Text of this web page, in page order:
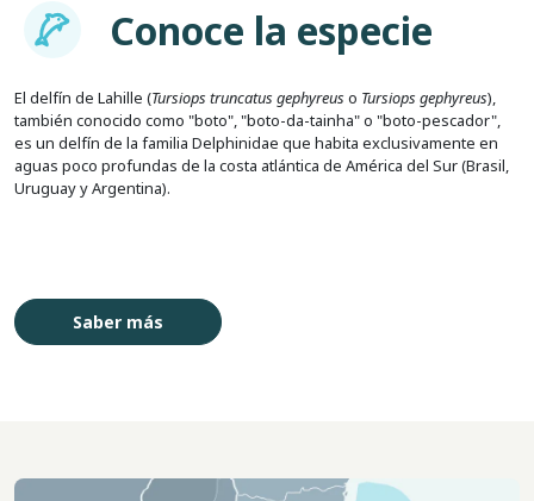
Imagem Conoce la especie
El delfín de Lahille (Tursiops truncatus gephyreus o Tursiops gephyreus),
también conocido como "boto", "boto-da-tainha" o "boto-pescador",
es un delfín de la familia Delphinidae que habita exclusivamente en
aguas poco profundas de la costa atlántica de América del Sur (Brasil,
Uruguay y Argentina).
Saber más
Imagem